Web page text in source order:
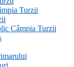
Turzii
Câmpia Turzii